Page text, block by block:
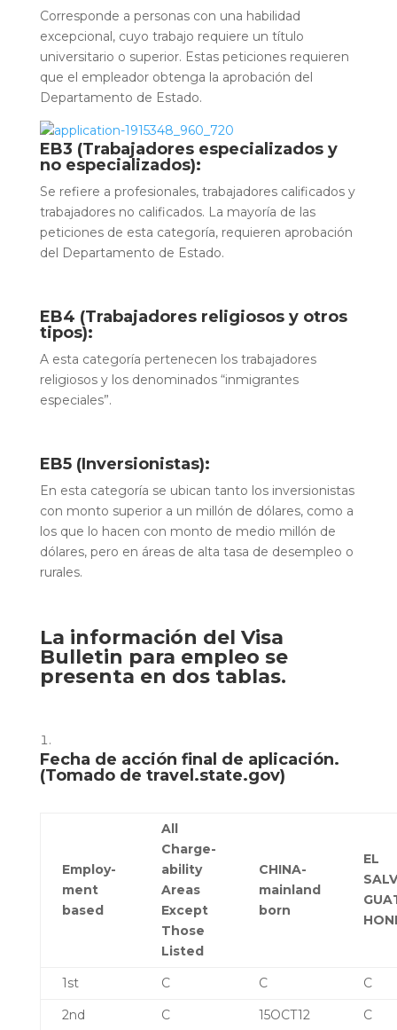
Corresponde a personas con una habilidad
excepcional, cuyo trabajo requiere un título
universitario o superior. Estas peticiones requieren
que el empleador obtenga la aprobación del
Departamento de Estado.
EB3 (Trabajadores especializados y
no especializados):
Se refiere a profesionales, trabajadores calificados y
trabajadores no calificados. La mayoría de las
peticiones de esta categoría, requieren aprobación
del Departamento de Estado.
EB4 (Trabajadores religiosos y otros
tipos):
A esta categoría pertenecen los trabajadores
religiosos y los denominados “inmigrantes
especiales”.
EB5 (Inversionistas):
En esta categoría se ubican tanto los inversionistas
con monto superior a un millón de dólares, como a
los que lo hacen con monto de medio millón de
dólares, pero en áreas de alta tasa de desempleo o
rurales.
La información del Visa
Bulletin para empleo se
presenta en dos tablas.
Fecha de acción final de aplicación.
(Tomado de travel.state.gov)
Employ-
ment
based
All
Charge-
ability
Areas
Except
Those
Listed
CHINA-
mainland
born
EL
1st C C
C
2nd
C 15OCT12 C